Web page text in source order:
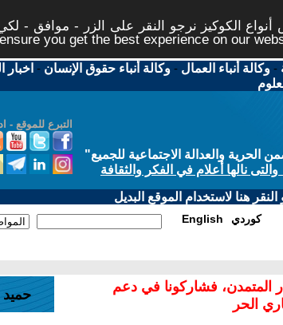
الكوكيز نرجو النقر على الزر - موافق -
you get the best experience on our
-وكالة أنباء العمال -وكالة أنباء حقوق الإنسان - اخبار
التبرع للموقع -
والعدالة الاجتماعية للجميع"
نالها أعلام في الفكر والثقافة
هنا لاستخدام الموقع البديل
English كوردي
المتمدن، فشاركونا في دعم
الحر